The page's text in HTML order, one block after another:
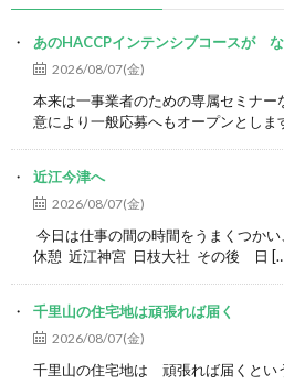
あのHACCPインテンシブコースが な
2026/08/07(金)
本来は一事業者のための専属セミナ
意により一般応募へもオープンとしま
近江今津へ
2026/08/07(金)
今日は仕事の間の時間をうまくつか
休憩 近江神宮 日枝大社 その後 日
千里山の住宅地は頑張れば届く
2026/08/07(金)
千里山の住宅地は 頑張れば届くとい